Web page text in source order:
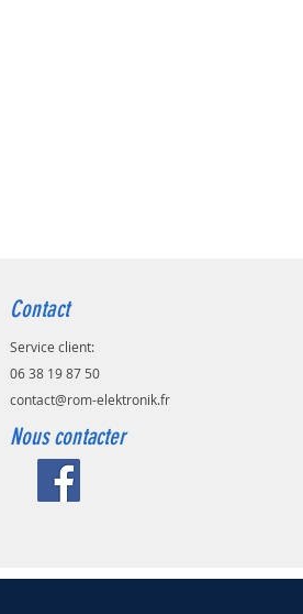
Contact
Service client:
06 38 19 87 50
contact@rom-elektronik.fr
Nous contacter